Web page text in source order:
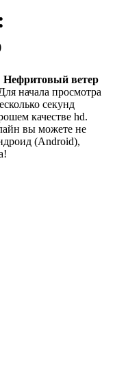
ветер
начала просмотра
секунд
качестве hd.
вы можете не
(Android),